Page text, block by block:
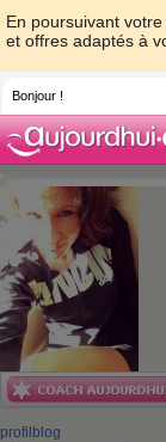
En poursuivant
et offres adaptés à
Bonjour !
profil blog